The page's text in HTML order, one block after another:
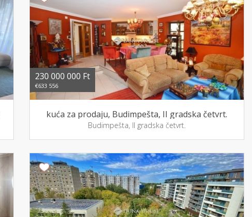
230 000 000 Ft
€633 556
kuća za prodaju, Budimpešta, II gradska četvrt.
Budimpešta, II gradska četvrt.